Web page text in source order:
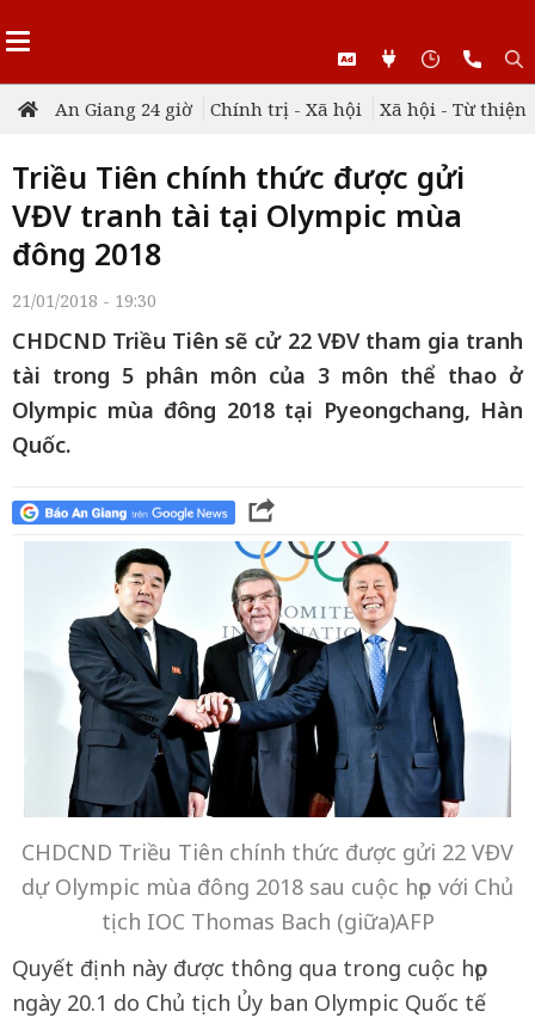
An Giang 24 giờ Chính trị - Xã hội Xã hội - Từ thiện
Triều Tiên chính thức được gửi
VĐV tranh tài tại Olympic mùa
đông 2018
21/01/2018 - 19:30
CHDCND Triều Tiên sẽ cử 22 VĐV tham gia tranh
tài trong 5 phân môn của 3 môn thể thao ở
Olympic mùa đông 2018 tại Pyeongchang, Hàn
Quốc.
CHDCND Triều Tiên chính thức được gửi 22 VĐV
dự Olympic mùa đông 2018 sau cuộc họp với Chủ
tịch IOC Thomas Bach (giữa)AFP
Quyết định này được thông qua trong cuộc họp
ngày 20.1 do Chủ tịch Ủy ban Olympic Quốc tế